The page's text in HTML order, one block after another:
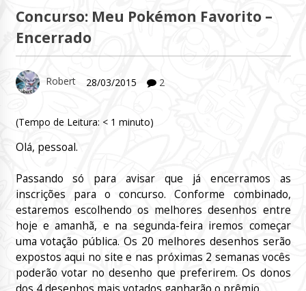
Concurso: Meu Pokémon Favorito –
Encerrado
Robert 28/03/2015 2
(Tempo de Leitura: < 1 minuto)
Olá, pessoal.
Passando só para avisar que já encerramos as
inscrições para o concurso. Conforme combinado,
estaremos escolhendo os melhores desenhos entre
hoje e amanhã, e na segunda-feira iremos começar
uma votação pública. Os 20 melhores desenhos serão
expostos aqui no site e nas próximas 2 semanas vocês
poderão votar no desenho que preferirem. Os donos